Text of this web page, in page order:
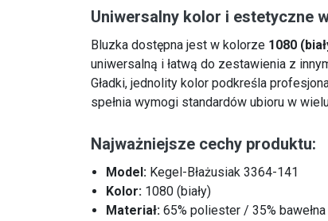
Uniwersalny kolor i estetyczne
Bluzka dostępna jest w kolorze 1080
uniwersalną i łatwą do zestawienia z
Gładki, jednolity kolor podkreśla
spełnia wymogi standardów ubioru w
Najważniejsze cechy produktu:
Model: Kegel-Błażusiak 3364-141
Kolor: 1080 (biały)
Materiał: 65% poliester / 35% bawełna